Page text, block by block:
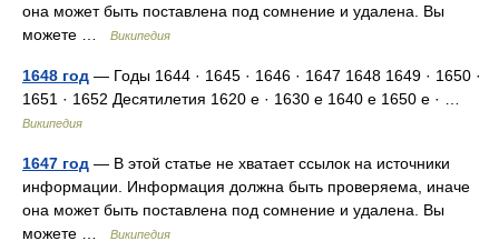
она может быть поставлена под сомнение и удалена. Вы
можете …
Википедия
1648 год — Годы 1644 · 1645 · 1646 · 1647 1648 1649 · 1650 ·
1651 · 1652 Десятилетия 1620 е · 1630 е 1640 е 1650 е · …
Википедия
1647 год — В этой статье не хватает ссылок на источники
информации. Информация должна быть проверяема, иначе
она может быть поставлена под сомнение и удалена. Вы
можете …
Википедия